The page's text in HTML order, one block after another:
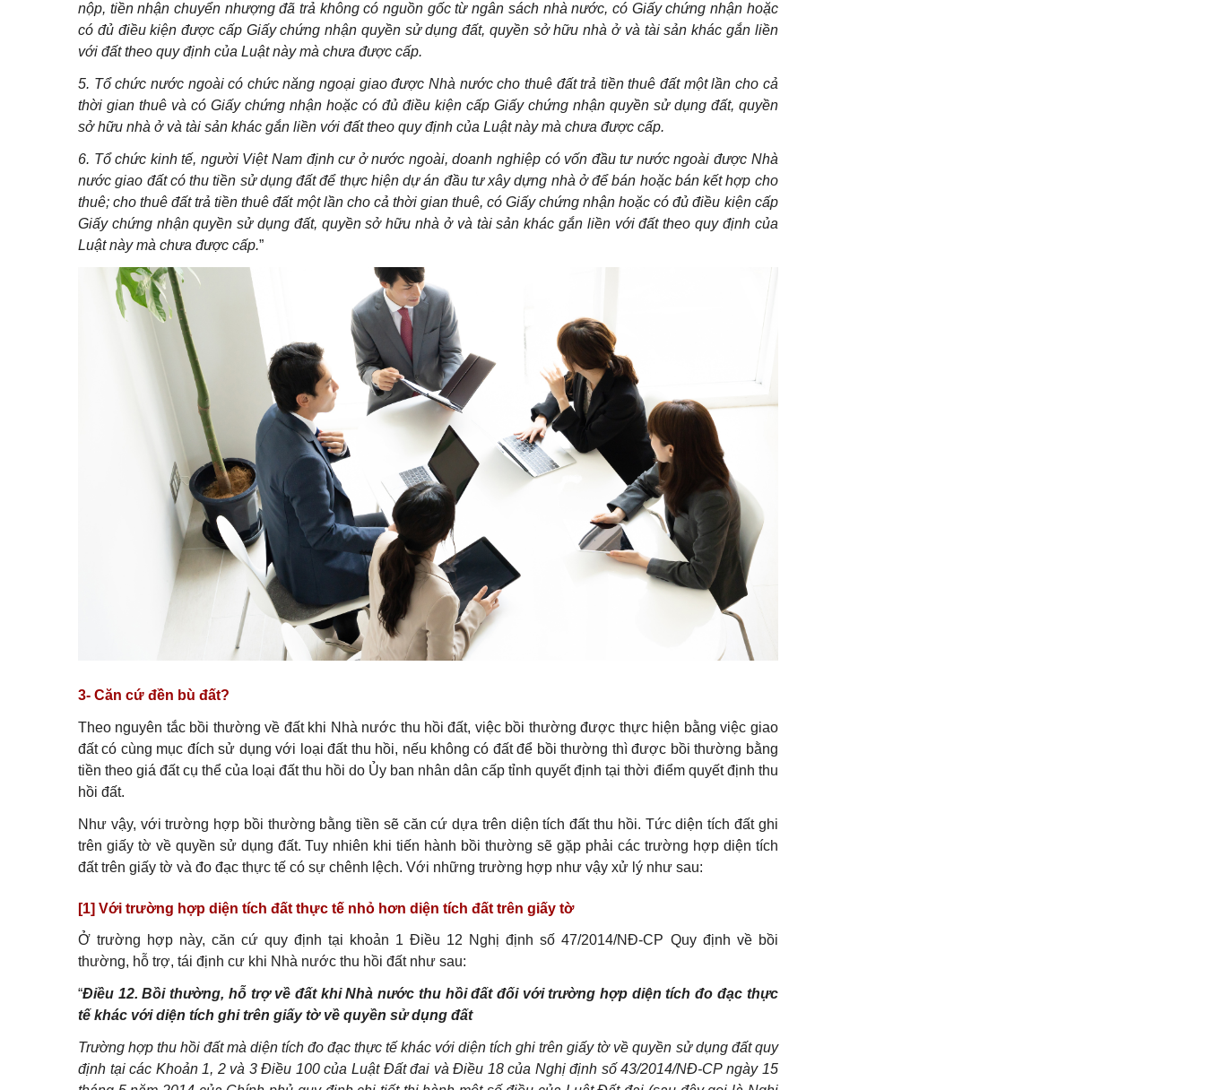
nộp, tiền nhận chuyển nhượng đã trả không có nguồn gốc từ ngân sách nhà nước, có Giấy chứng nhận hoặc
có đủ điều kiện được cấp Giấy chứng nhận quyền sử dụng đất, quyền sở hữu nhà ở và tài sản khác gắn liền
với đất theo quy định của Luật này mà chưa được cấp.
5. Tổ chức nước ngoài có chức năng ngoại giao được Nhà nước cho thuê đất trả tiền thuê đất một lần cho cả
thời gian thuê và có Giấy chứng nhận hoặc có đủ điều kiện cấp Giấy chứng nhận quyền sử dụng đất, quyền
sở hữu nhà ở và tài sản khác gắn liền với đất theo quy định của Luật này mà chưa được cấp.
6. Tổ chức kinh tế, người Việt Nam định cư ở nước ngoài, doanh nghiệp có vốn đầu tư nước ngoài được Nhà
nước giao đất có thu tiền sử dụng đất để thực hiện dự án đầu tư xây dựng nhà ở để bán hoặc bán kết hợp cho
thuê; cho thuê đất trả tiền thuê đất một lần cho cả thời gian thuê, có Giấy chứng nhận hoặc có đủ điều kiện cấp
Giấy chứng nhận quyền sử dụng đất, quyền sở hữu nhà ở và tài sản khác gắn liền với đất theo quy định của
Luật này mà chưa được cấp.”
3- Căn cứ đền bù đất?
Theo nguyên tắc bồi thường về đất khi Nhà nước thu hồi đất, việc bồi thường được thực hiện bằng việc giao
đất có cùng mục đích sử dụng với loại đất thu hồi, nếu không có đất để bồi thường thì được bồi thường bằng
tiền theo giá đất cụ thể của loại đất thu hồi do Ủy ban nhân dân cấp tỉnh quyết định tại thời điểm quyết định thu
hồi đất.
Như vậy, với trường hợp bồi thường bằng tiền sẽ căn cứ dựa trên diện tích đất thu hồi. Tức diện tích đất ghi
trên giấy tờ về quyền sử dụng đất. Tuy nhiên khi tiến hành bồi thường sẽ gặp phải các trường hợp diện tích
đất trên giấy tờ và đo đạc thực tế có sự chênh lệch. Với những trường hợp như vậy xử lý như sau:
[1] Với trường hợp diện tích đất thực tế nhỏ hơn diện tích đất trên giấy tờ
Ở trường hợp này, căn cứ quy định tại khoản 1 Điều 12 Nghị định số 47/2014/NĐ-CP Quy định về bồi
thường, hỗ trợ, tái định cư khi Nhà nước thu hồi đất như sau:
“Điều 12. Bồi thường, hỗ trợ về đất khi Nhà nước thu hồi đất đối với trường hợp diện tích đo đạc thực
tế khác với diện tích ghi trên giấy tờ về quyền sử dụng đất
Trường hợp thu hồi đất mà diện tích đo đạc thực tế khác với diện tích ghi trên giấy tờ về quyền sử dụng đất quy
định tại các Khoản 1, 2 và 3 Điều 100 của Luật Đất đai và Điều 18 của Nghị định số 43/2014/NĐ-CP ngày 15